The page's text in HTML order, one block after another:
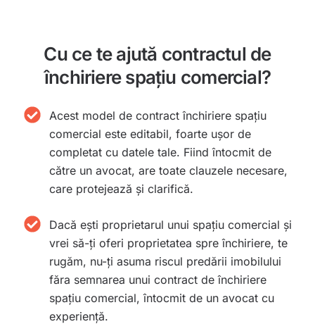
Cu ce te ajută contractul de
închiriere spațiu comercial?
Acest model de contract închiriere spațiu
comercial este editabil, foarte ușor de
completat cu datele tale. Fiind întocmit de
către un avocat, are toate clauzele necesare,
care protejează și clarifică.
Dacă ești proprietarul unui spațiu comercial și
vrei să-ți oferi proprietatea spre închiriere, te
rugăm, nu-ți asuma riscul predării imobilului
făra semnarea unui contract de închiriere
spațiu comercial, întocmit de un avocat cu
experiență.